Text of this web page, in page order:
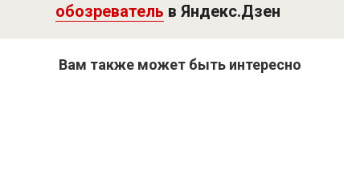
обозреватель в Яндекс.Дзен
Вам также может быть интересно